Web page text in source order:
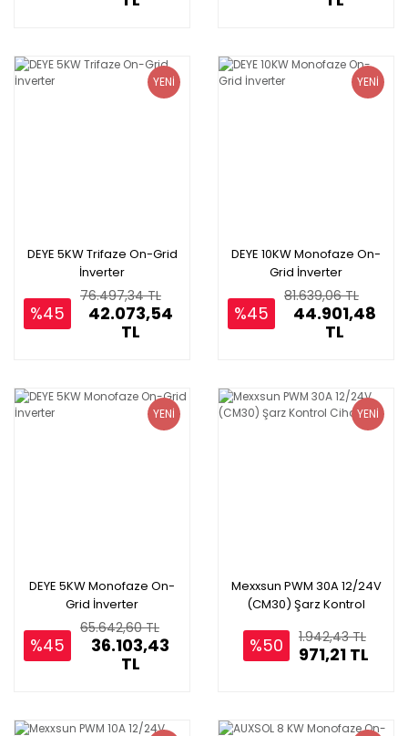
YENİ
DEYE 5KW Trifaze On-Grid
İnverter
%45
76.497,34 TL
42.073,54
TL
YENİ
DEYE 10KW Monofaze On-
Grid İnverter
%45
81.639,06 TL
44.901,48
TL
YENİ
DEYE 5KW Monofaze On-
Grid İnverter
%45
65.642,60 TL
36.103,43
TL
YENİ
Mexxsun PWM 30A 12/24V
(CM30) Şarz Kontrol
%50 1.942,43 TL
971,21 TL